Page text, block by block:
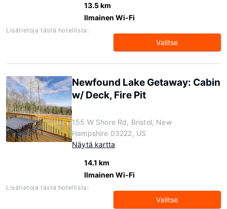
13.5 km
Ilmainen Wi-Fi
Lisätietoja tästä hotellista:
Valitse
Newfound Lake Getaway: Cabin
w/ Deck, Fire Pit
155 W Shore Rd, Bristol, New
Hampshire 03222, US
Näytä kartta
14.1 km
Ilmainen Wi-Fi
Lisätietoja tästä hotellista:
Valitse